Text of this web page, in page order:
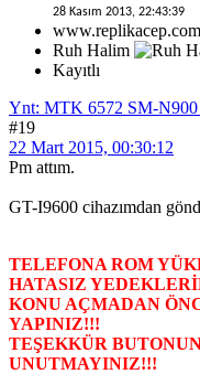
28 Kasım 2013, 22:43:39
www.replikacep.com
Ruh Halim
Kayıtlı
Ynt: MTK 6572 SM-
#19
22 Mart 2015, 00:30:12
Pm attım.
GT-I9600 cihazımdan
TELEFONA ROM
HATASIZ
KONU AÇMADAN
YAPINIZ!!!
TEŞEKKÜR
UNUTMAYINIZ!!!